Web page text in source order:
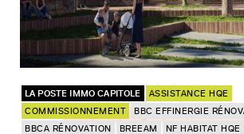
LA POSTE IMMO CAPITOLE
ASSISTANCE HQE
COMMISSIONNEMENT
BBC EFFINERGIE
BBCA RÉNOVATION
BREEAM NF HABITAT HQE